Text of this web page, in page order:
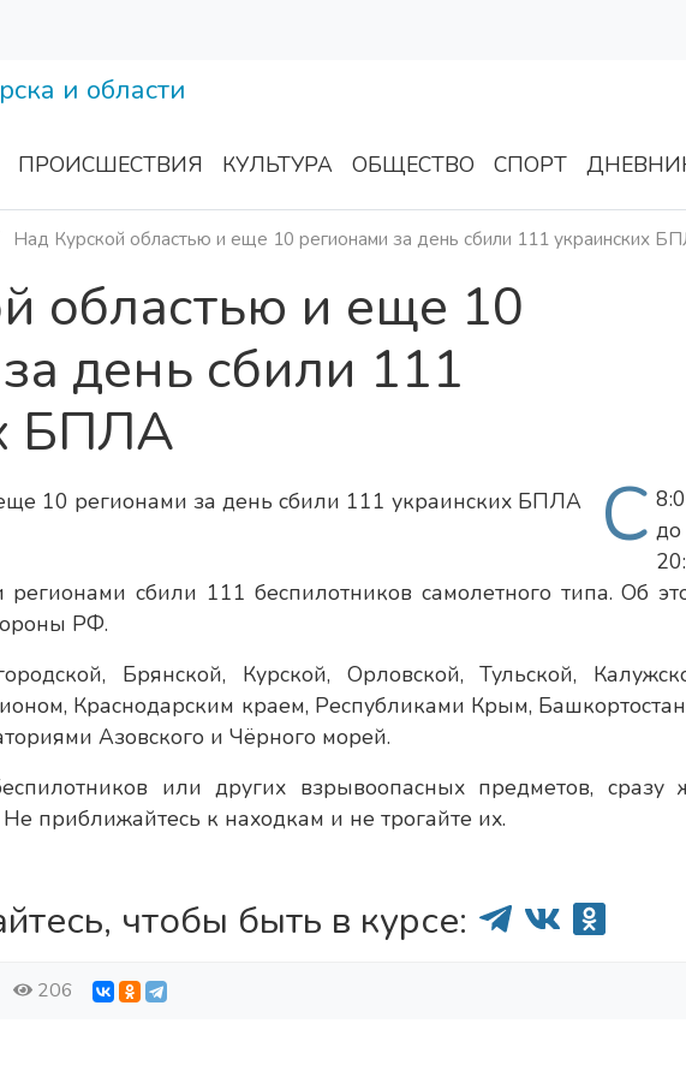
ПРОИСШЕСТВИЯ КУЛЬТУРА ОБЩЕСТВО СПОРТ
Над Курской областью и еще 10 регионами за день сбили 111 украинских
областью и еще 10
день сбили 111
БПЛА
С до
сбили 111 беспилотников самолетного типа. Об
РФ.
Брянской, Курской, Орловской, Тульской,
Краснодарским краем, Республиками Крым,
Азовского и Чёрного морей.
или других взрывоопасных предметов, сразу
приближайтесь к находкам и не трогайте их.
чтобы быть в курсе:
206